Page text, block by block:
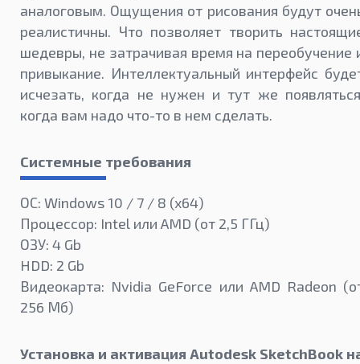
аналоговым. Ощущения от рисования будут
реалистичны. Что позволяет творить
шедевры, не затрачивая время на переобучение
привыкание. Интеллектуальный интерфейс
исчезать, когда не нужен и тут же
когда вам надо что-то в нем сделать.
Системные требования
ОС: Windows 10 / 7 / 8 (x64)
Процессор: Intel или AMD (от 2,5 ГГц)
ОЗУ: 4 Gb
HDD: 2 Gb
Видеокарта: Nvidia GeForce или AMD Radeon
256 Мб)
Установка и активация Autodesk SketchBook